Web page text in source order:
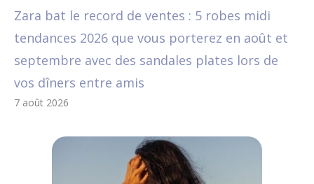
Zara bat le record de ventes : 5 robes midi
tendances 2026 que vous porterez en août et
septembre avec des sandales plates lors de
vos dîners entre amis
7 août 2026